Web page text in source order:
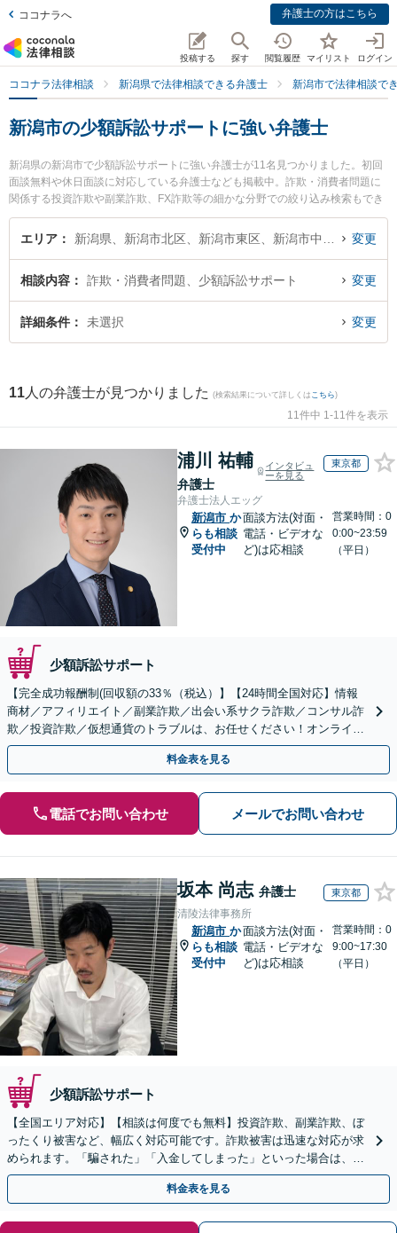
ココナラへ 弁護士の方はこちら
投稿する 探す 閲覧履歴 マイリスト ログイン
ココナラ法律相談 新潟県で法律相談できる弁護士 新潟市で法律相談で
新潟市の少額訴訟サポートに強い弁護士
新潟県の新潟市で少額訴訟サポートに強い弁護士が11名見つかりました。初回
面談無料や休日面談に対応している弁護士なども掲載中。詐欺・消費者問題に
関係する投資詐欺や副業詐欺、FX詐欺等の細かな分野での絞り込み検索もでき
便利です。特に弁護士法人一新総合法律事務所の細野 希弁護士や弁護士法人一
新総合法律事務所の今井 慶貴弁護士、弁護士法人一新総合法律事務所の和田 光
士に相談したい』『少額訴訟サポートのトラブル解決の実績豊富な近くの弁護
士を検索したい』『初回相談無料で少額訴訟サポートを法律相談できる新潟市
内の弁護士に相談予約したい』などでお困りの相談者さんにおすすめです。
エリア 変更
相談内容 詐欺・消費者問題、少額訴訟サポート 変更
詳細条件 未選択 変更
11 人の弁護士が見つかりました (検索結果について詳しくは こちら)
11件中 1-11件を表示
浦川 祐輔
弁護士
インタビュ
ーを見る
東京都
弁護士法人エッグ
新潟市 か
らも相談
受付中
面談方法(対面・
電話・ビデオな
ど)は応相談
営業時間：0
0:00~23:59
（平日）
少額訴訟サポート
【完全成功報酬制(回収額の33％（税込）】【24時間全国対応】情報
商材／アフィリエイト／副業詐欺／出会い系サクラ詐欺／コンサル詐
欺／投資詐欺／仮想通貨のトラブルは、お任せください！オンライン
のみで解決も可能！
料金表を見る
電話でお問い合わせ メールでお問い合わせ
坂本 尚志 弁護士 東京都
清陵法律事務所
新潟市 か
らも相談
受付中
面談方法(対面・
電話・ビデオな
ど)は応相談
営業時間：0
9:00~17:30
（平日）
少額訴訟サポート
【全国エリア対応】【相談は何度でも無料】投資詐欺、副業詐欺、ぼ
ったくり被害など、幅広く対応可能です。詐欺被害は迅速な対応が求
められます。「騙された」「入金してしまった」といった場合は、お
早めにご相談ください。【電話・メール・WEB相談可】
料金表を見る